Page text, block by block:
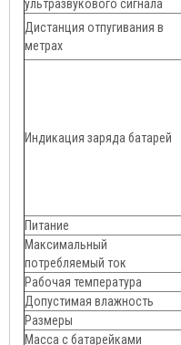
ультразвукового сигнала
Дистанция отпугивания в
метрах
Индикация заряда батарей
Питание
Максимальный
потребляемый ток
Рабочая температура
Допустимая влажность
Размеры
Масса с батарейками